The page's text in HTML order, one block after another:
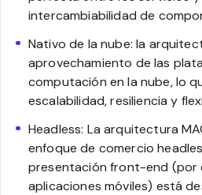
intercambiabilidad de
Nativo de la nube: la
aprovechamiento de las
computación en la nube, lo
escalabilidad, resiliencia y
Headless: La arquitectura
enfoque de comercio
presentación front-end (por
aplicaciones móviles) está